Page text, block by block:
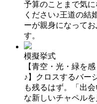
予算のことまで気
ください♪王道の結
ーが親身になって
す。
模擬挙式
【青空・光・緑を
♪】クロスするバー
も残るはず。「出
な新しいチャペル